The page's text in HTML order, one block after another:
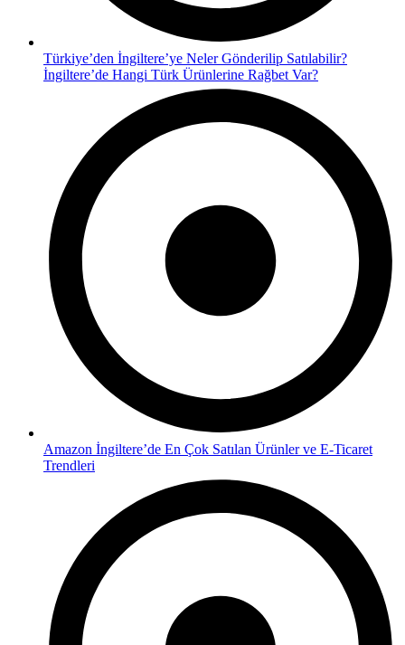
Türkiye’den İngiltere’ye Neler Gönderilip Satılabilir?
İngiltere’de Hangi Türk Ürünlerine Rağbet Var?
Amazon İngiltere’de En Çok Satılan Ürünler ve E-Ticaret
Trendleri